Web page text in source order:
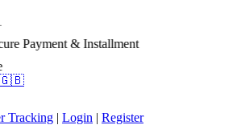
Payment & Installment
Tracking | Login | Register